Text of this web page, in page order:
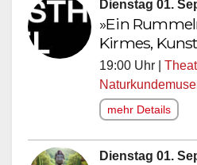
Dienstag 01.
»Ein
Kirmes,
19:00 Uhr |
mehr Details
Dienstag 01.